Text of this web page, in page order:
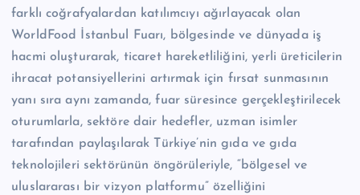
farklı coğrafyalardan katılımcıyı ağırlayacak olan
WorldFood İstanbul Fuarı, bölgesinde ve dünyada iş
hacmi oluşturarak, ticaret hareketliliğini, yerli üreticilerin
ihracat potansiyellerini artırmak için fırsat sunmasının
yanı sıra aynı zamanda, fuar süresince gerçekleştirilecek
oturumlarla, sektöre dair hedefler, uzman isimler
tarafından paylaşılarak Türkiye’nin gıda ve gıda
teknolojileri sektörünün öngörüleriyle, “bölgesel ve
uluslararası bir vizyon platformu” özelliğini